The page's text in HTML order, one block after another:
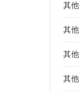
其
其
其
其